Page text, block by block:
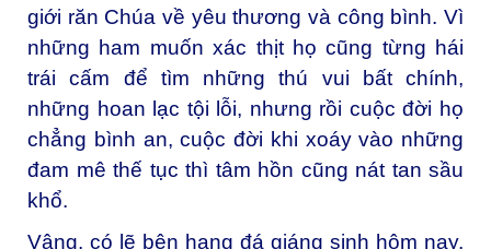
giới răn Chúa về yêu thương và công bình. Vì
những ham muốn xác thịt họ cũng từng hái
trái cấm để tìm những thú vui bất chính,
những hoan lạc tội lỗi, nhưng rồi cuộc đời họ
chẳng bình an, cuộc đời khi xoáy vào những
đam mê thế tục thì tâm hồn cũng nát tan sầu
khổ.
Vâng, có lẽ bên hang đá giáng sinh hôm nay,